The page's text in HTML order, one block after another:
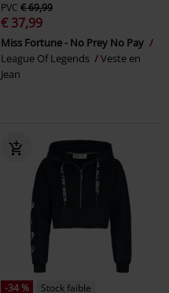
PVC € 69,99
€ 37,99
Miss Fortune - No Prey No Pay
League Of Legends
Veste en
Jean
-34 %
Stock faible